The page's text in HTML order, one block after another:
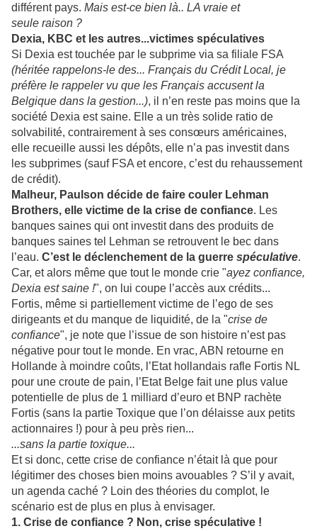
différent pays. Mais est-ce bien là.. LA vraie et
seule raison ?
Dexia, KBC et les autres...victimes spéculatives
Si Dexia est touchée par le subprime via sa filiale FSA
(héritée rappelons-le des... Français du Crédit Local, je
préfère le rappeler vu que les Français accusent la
Belgique dans la gestion...), il n’en reste pas moins que la
société Dexia est saine. Elle a un très solide ratio de
solvabilité, contrairement à ses consœurs américaines,
elle recueille aussi les dépôts, elle n’a pas investit dans
les subprimes (sauf FSA et encore, c’est du rehaussement
de crédit).
Malheur, Paulson décide de faire couler Lehman
Brothers, elle victime de la crise de confiance. Les
banques saines qui ont investit dans des produits de
banques saines tel Lehman se retrouvent le bec dans
l’eau. C’est le déclenchement de la guerre spéculative.
Car, et alors même que tout le monde crie "ayez confiance,
Dexia est saine !", on lui coupe l’accès aux crédits...
Fortis, même si partiellement victime de l’ego de ses
dirigeants et du manque de liquidité, de la "crise de
confiance", je note que l’issue de son histoire n’est pas
négative pour tout le monde. En vrac, ABN retourne en
Hollande à moindre coûts, l’Etat hollandais rafle Fortis NL
pour une croute de pain, l’Etat Belge fait une plus value
potentielle de plus de 1 milliard d’euro et BNP rachète
Fortis (sans la partie Toxique que l’on délaisse aux petits
actionnaires !) pour à peu près rien...
...sans la partie toxique...
Et si donc, cette crise de confiance n’était là que pour
légitimer des choses bien moins avouables ? S’il y avait,
un agenda caché ? Loin des théories du complot, le
scénario est de plus en plus à envisager.
1. Crise de confiance ? Non, crise spéculative !